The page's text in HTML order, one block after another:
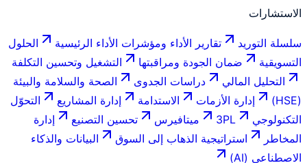
الاستشارات
سلسلة التوريد تقارير الأداء ومؤشرات الأداء الرئيسية
الحلول
التسويقية
ضمان الجودة ومراقبتها
التشغيل وتحسين التكلفة
التحليل المالي
دراسات الجدوى
الصحة والسلامة والبيئة
(HSE)
إدارة الأزمات الاستدامة إدارة المشاريع
التحوّل
التكنولوجي
3PL ميتافيرس تحسين التصنيع
إدارة
المخاطر
استراتيجية الذهاب إلى السوق
البيانات والذكاء
الاصطناعي (AI)